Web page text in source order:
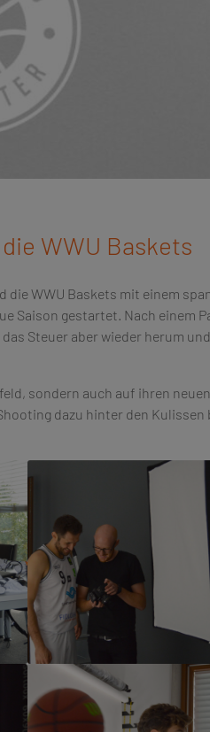
WWU Baskets
die WWU Baskets mit einem
Saison gestartet. Nach einem
Steuer aber wieder herum
sondern auch auf ihren
dazu hinter den